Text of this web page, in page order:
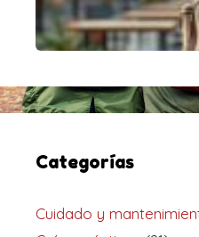
Categorías
Cuidado y